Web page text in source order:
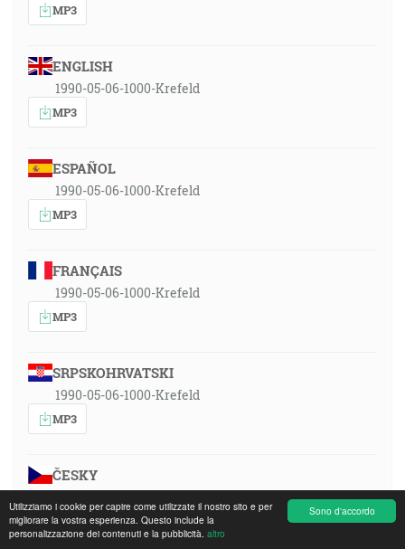
Sono d'accordo
Utilizziamo i cookie per capire come utilizzate il nostro sito e per
migliorare la vostra esperienza. Questo include la
personalizzazione dei contenuti e la pubblicità. altro
MP3
ENGLISH
1990-05-06-1000-Krefeld
MP3
ESPAÑOL
1990-05-06-1000-Krefeld
MP3
FRANÇAIS
1990-05-06-1000-Krefeld
MP3
SRPSKOHRVATSKI
1990-05-06-1000-Krefeld
MP3
ČESKY
MP3